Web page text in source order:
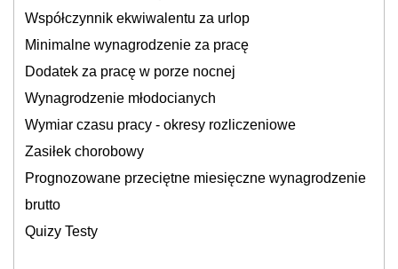
Współczynnik ekwiwalentu za urlop
Minimalne wynagrodzenie za pracę
Dodatek za pracę w porze nocnej
Wynagrodzenie młodocianych
Wymiar czasu pracy - okresy rozliczeniowe
Zasiłek chorobowy
Prognozowane przeciętne miesięczne wynagrodzenie
brutto
Quizy Testy